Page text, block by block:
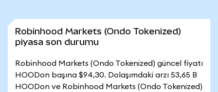
Robinhood Markets (Ondo Tokenized)
piyasa son durumu
Robinhood Markets (Ondo Tokenized) güncel fiyatı
HOODon başına $94,30. Dolaşımdaki arzı 53,65 B
HOODon ve Robinhood Markets (Ondo Tokenized)